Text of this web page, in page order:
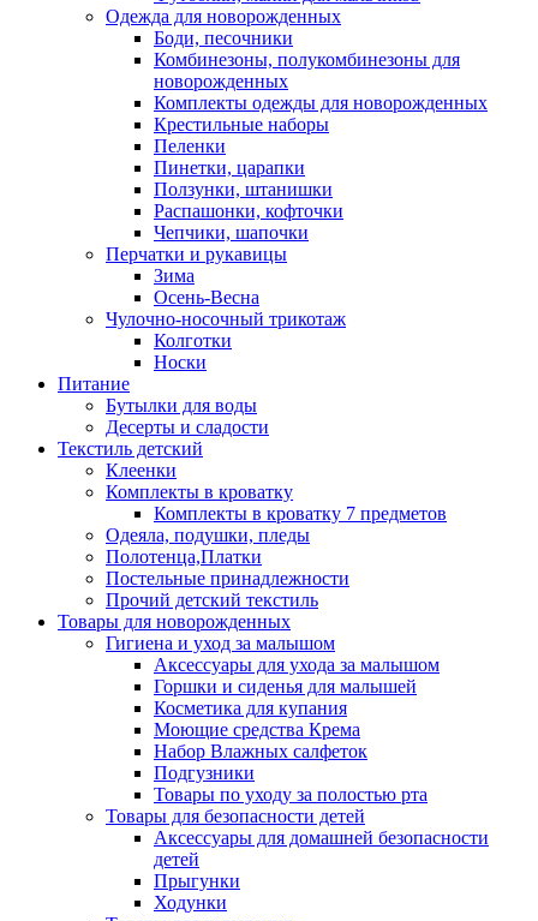
Одежда для новорожденных
Боди, песочники
Комбинезоны, полукомбинезоны для
новорожденных
Комплекты одежды для новорожденных
Крестильные наборы
Пеленки
Пинетки, царапки
Ползунки, штанишки
Распашонки, кофточки
Чепчики, шапочки
Перчатки и рукавицы
Зима
Осень-Весна
Чулочно-носочный трикотаж
Колготки
Носки
Питание
Бутылки для воды
Десерты и сладости
Текстиль детский
Клеенки
Комплекты в кроватку
Комплекты в кроватку 7 предметов
Одеяла, подушки, пледы
Полотенца,Платки
Постельные принадлежности
Прочий детский текстиль
Товары для новорожденных
Гигиена и уход за малышом
Аксессуары для ухода за малышом
Горшки и сиденья для малышей
Косметика для купания
Моющие средства Крема
Набор Влажных салфеток
Подгузники
Товары по уходу за полостью рта
Товары для безопасности детей
Аксессуары для домашней безопасности
детей
Прыгунки
Ходунки